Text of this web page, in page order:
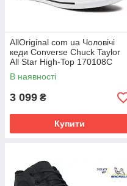
AllOriginal com ua Чоловічі
кеди Converse Chuck Taylor
All Star High-Top 170108C
РОЗМІРИ ЗАПІТУЙТЕ
В наявності
3 099 ₴
Купити